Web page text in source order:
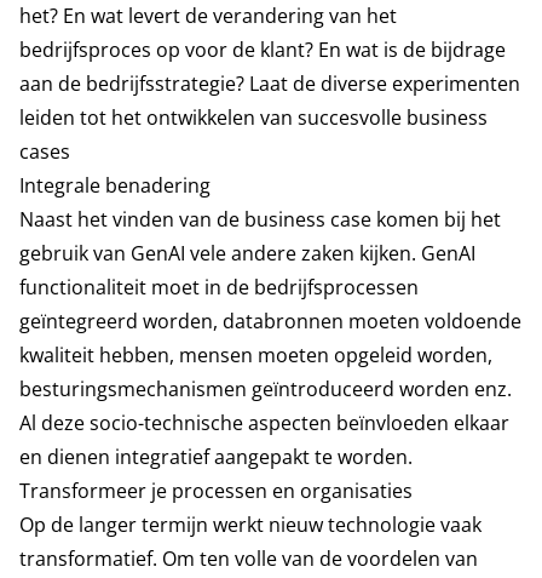
het? En wat levert de verandering van het
bedrijfsproces op voor de klant? En wat is de bijdrage
aan de bedrijfsstrategie? Laat de diverse experimenten
leiden tot het ontwikkelen van succesvolle business
cases
Integrale benadering
Naast het vinden van de business case komen bij het
gebruik van GenAI vele andere zaken kijken. GenAI
functionaliteit moet in de bedrijfsprocessen
geïntegreerd worden, databronnen moeten voldoende
kwaliteit hebben, mensen moeten opgeleid worden,
besturingsmechanismen geïntroduceerd worden enz.
Al deze socio-technische aspecten beïnvloeden elkaar
en dienen integratief aangepakt te worden.
Transformeer je processen en organisaties
Op de langer termijn werkt nieuw technologie vaak
transformatief. Om ten volle van de voordelen van